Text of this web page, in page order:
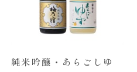
純米吟醸・あらごしゆ